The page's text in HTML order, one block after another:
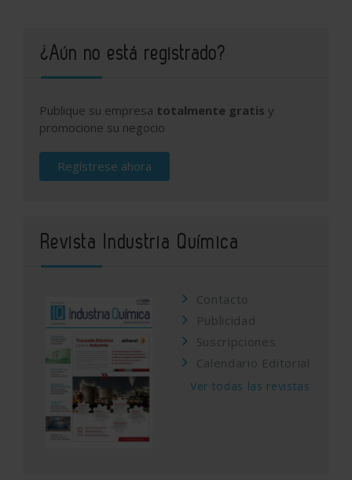
¿Aún no está registrado?
Publique su empresa totalmente gratis y
promocione su negocio
Regístrese ahora
Revista Industria Química
Contacto
Publicidad
Suscripciones
Calendario Editorial
Ver todas las revistas